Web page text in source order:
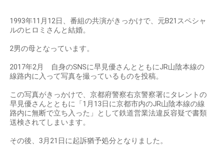
1993年11月12日、番組の共演がきっかけで、元B21スペシャ
ルのヒロミさんと結婚。
2男の母となっています。
2017年2月 自身のSNSに早見優さんとともにJR山陰本線の
線路内に入って写真を撮っているものを投稿。
この写真がきっかけで、京都府警察右京警察署にタレントの
早見優さんとともに「1月13日に京都市内のJR山陰本線の線
路内に無断で立ち入った」として鉄道営業法違反容疑で書類
送検されてしまいます。
その後、3月21日に起訴猶予処分となりました。